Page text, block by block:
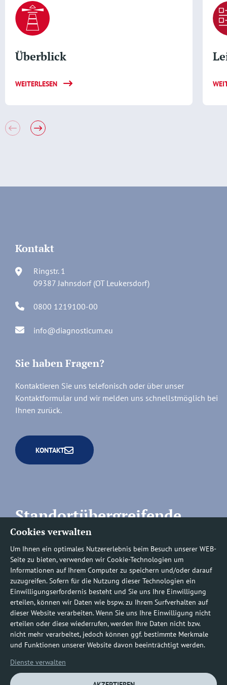
Cookies verwalten
Um Ihnen ein optimales Nutzererlebnis beim Besuch unserer WEB-
Seite zu bieten, verwenden wir Cookie-Technologien um
Informationen auf Ihrem Computer zu speichern und/oder darauf
zuzugreifen. Sofern für die Nutzung dieser Technologien ein
Einwilligungserfordernis besteht und Sie uns Ihre Einwilligung
erteilen, können wir Daten wie bspw. zu Ihrem Surfverhalten auf
dieser Website verarbeiten. Wenn Sie uns Ihre Einwilligung nicht
erteilen oder diese wiederrufen, werden Ihre Daten nicht bzw.
nicht mehr verarbeitet, jedoch können ggf. bestimmte Merkmale
und Funktionen unserer Website davon beeinträchtigt werden.
Dienste verwalten
Überblick
WEITERLESEN
Kontakt
Ringstr. 1
09387 Jahnsdorf (OT Leukersdorf)
0800 1219100-00
info@diagnosticum.eu
Sie haben Fragen?
Kontaktieren Sie uns telefonisch oder über unser
Kontaktformular und wir melden uns schnellstmöglich bei
Ihnen zurück.
KONTAKT
Standortübergreifende
Rufnummern
Befundauskünfte/
Nachforderungen
0800 1219100-10